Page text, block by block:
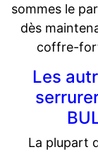
sommes le
dès
coffre-fort
Les
La plupart